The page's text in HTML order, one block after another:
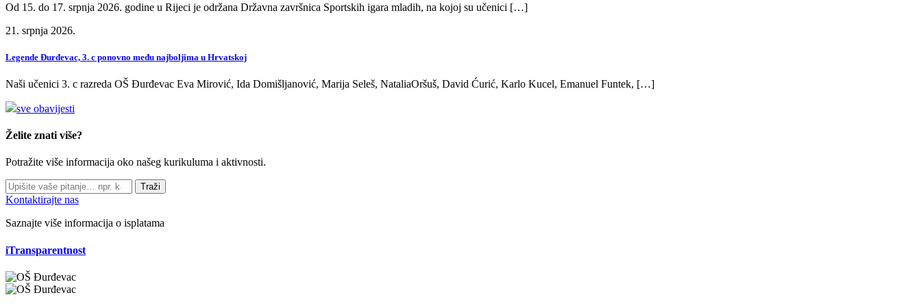
Od 15. do 17. srpnja 2026. godine u Rijeci je održana Državna završnica Sportskih igara mladih, na kojoj su učenici […]
21. srpnja 2026.
Legende Đurđevac, 3. c ponovno među najboljima u Hrvatskoj
Naši učenici 3. c razreda OŠ Đurđevac Eva Mirović, Ida Domišljanović, Marija Seleš, NataliaOršuš, David Ćurić, Karlo Kucel, Emanuel Funtek, […]
sve obavijesti
Želite znati više?
Potražite više informacija oko našeg kurikuluma i aktivnosti.
Traži
Kontaktirajte nas
Saznajte više informacija o isplatama
iTransparentnost